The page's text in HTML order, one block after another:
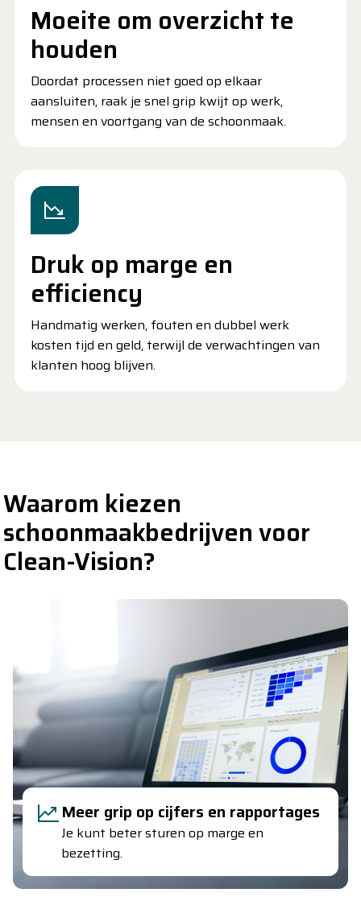
Moeite om overzicht te
houden
Doordat processen niet goed op elkaar
aansluiten, raak je snel grip kwijt op werk,
mensen en voortgang van de schoonmaak.
Druk op marge en
efficiency
Handmatig werken, fouten en dubbel werk
kosten tijd en geld, terwijl de verwachtingen van
klanten hoog blijven.
Waarom kiezen
schoonmaakbedrijven voor
Clean-Vision?
Betere samenwerking tussen
teams en planning
De software is ingericht op de processen
van de branche.